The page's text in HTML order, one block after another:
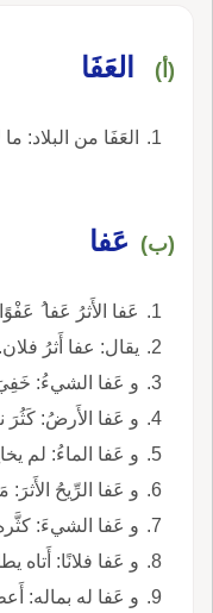
(أ) العَفَا
العَفَا من البلاد: ما لا أَثَرَ لأَحد فيها بِمِلْكٍ.
(ب) عَفا
عَفا الأَثرُ عَفا
يقال: عفا أَثرُ فلان.
و عَفا الشيءُ:
و عَفا الأَرضُ: كَثُرَ
و عَفا الماءُ: لم
و عَفا الرِّيحُ
و عَفا الشيءَ:
و عَفا فلانًا:
و عَفا له بماله: